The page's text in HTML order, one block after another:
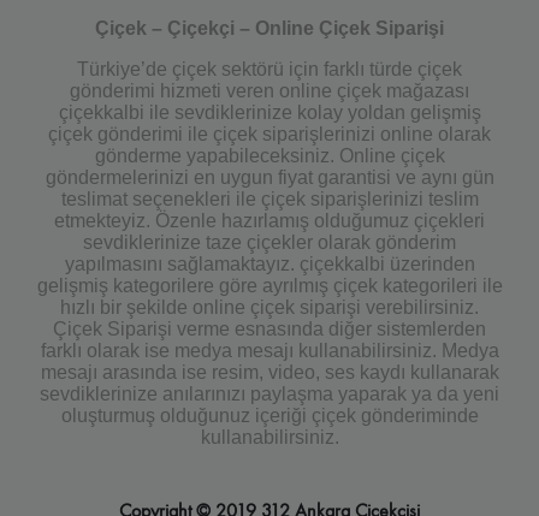
Çiçek – Çiçekçi – Online Çiçek Siparişi
Türkiye’de çiçek sektörü için farklı türde çiçek
gönderimi hizmeti veren online çiçek mağazası
çiçekkalbi ile sevdiklerinize kolay yoldan gelişmiş
çiçek gönderimi ile çiçek siparişlerinizi online olarak
gönderme yapabileceksiniz. Online çiçek
göndermelerinizi en uygun fiyat garantisi ve aynı gün
teslimat seçenekleri ile çiçek siparişlerinizi teslim
etmekteyiz. Özenle hazırlamış olduğumuz çiçekleri
sevdiklerinize taze çiçekler olarak gönderim
yapılmasını sağlamaktayız. çiçekkalbi üzerinden
gelişmiş kategorilere göre ayrılmış çiçek kategorileri ile
hızlı bir şekilde online çiçek siparişi verebilirsiniz.
Çiçek Siparişi verme esnasında diğer sistemlerden
farklı olarak ise medya mesajı kullanabilirsiniz. Medya
mesajı arasında ise resim, video, ses kaydı kullanarak
sevdiklerinize anılarınızı paylaşma yaparak ya da yeni
oluşturmuş olduğunuz içeriği çiçek gönderiminde
kullanabilirsiniz.
Copyright © 2019 312 Ankara Çiçekçisi